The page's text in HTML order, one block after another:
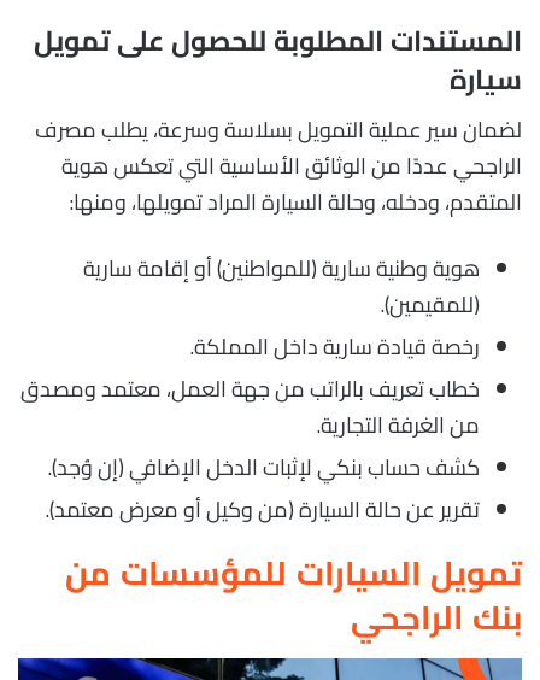
المستندات المطلوبة للحصول على تمويل
سيارة
لضمان سير عملية التمويل بسلاسة وسرعة، يطلب مصرف
الراجحي عددًا من الوثائق الأساسية التي تعكس هوية
المتقدم، ودخله، وحالة السيارة المراد تمويلها، ومنها:
هوية وطنية سارية (للمواطنين) أو إقامة سارية
(للمقيمين).
رخصة قيادة سارية داخل المملكة.
خطاب تعريف بالراتب من جهة العمل، معتمد ومصدق
من الغرفة التجارية.
كشف حساب بنكي لإثبات الدخل الإضافي (إن وُجد).
تقرير عن حالة السيارة (من وكيل أو معرض معتمد).
تمويل السيارات للمؤسسات من
بنك الراجحي